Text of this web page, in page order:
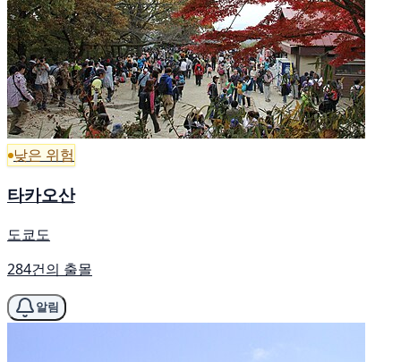
낮은 위험
타카오산
도쿄도
284건의 출몰
알림